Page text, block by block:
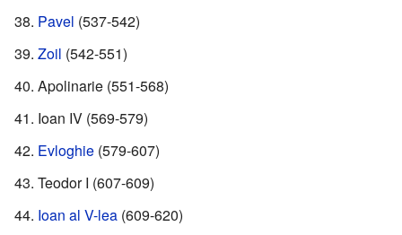
Pavel (537-542)
Zoil (542-551)
Apolinarie (551-568)
Ioan IV (569-579)
Evloghie (579-607)
Teodor I (607-609)
Ioan al V-lea (609-620)